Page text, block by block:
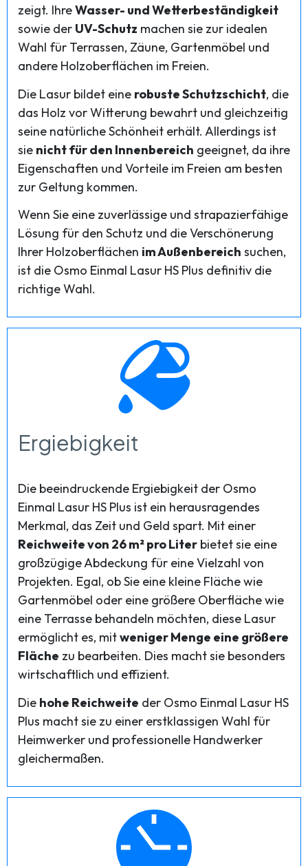
zeigt. IhreWasser- und Wetterbeständigkeit
sowie der UV-Schutz machen sie zur idealen
Wahl für Terrassen, Zäune, Gartenmöbel und
andere Holzoberflächen im Freien.
Die Lasur bildet eine robuste Schutzschicht, die
das Holz vor Witterung bewahrt und gleichzeitig
seine natürliche Schönheit erhält. Allerdings ist
sie nicht für den Innenbereich geeignet, da ihre
Eigenschaften und Vorteile im Freien am besten
zur Geltung kommen.
Wenn Sie eine zuverlässige und strapazierfähige
Lösung für den Schutz und die Verschönerung
Ihrer Holzoberflächen im Außenbereich suchen,
ist die Osmo Einmal Lasur HS Plus definitiv die
richtige Wahl.
Ergiebigkeit
Die beeindruckende Ergiebigkeit der Osmo
Einmal Lasur HS Plus ist ein herausragendes
Merkmal, das Zeit und Geld spart. Mit einer
Reichweite von 26 m² pro Liter bietet sie eine
großzügige Abdeckung für eine Vielzahl von
Projekten. Egal, ob Sie eine kleine Fläche wie
Gartenmöbel oder eine größere Oberfläche wie
eine Terrasse behandeln möchten, diese Lasur
ermöglicht es, mitweniger Menge eine größere
Fläche zu bearbeiten. Dies macht sie besonders
wirtschaftlich und effizient.
Die hohe Reichweite der Osmo Einmal Lasur HS
Plus macht sie zu einer erstklassigen Wahl für
Heimwerker und professionelle Handwerker
gleichermaßen.